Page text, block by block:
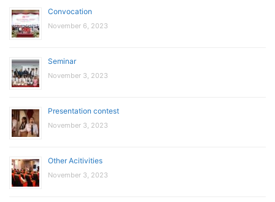
Convocation
November 6, 2023
Seminar
November 3, 2023
Presentation contest
November 3, 2023
Other Acitivities
November 3, 2023